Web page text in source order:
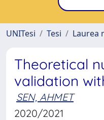
UNITesi
Tesi Laurea
Theoretical
validation
SEN, AHMET
2020/2021